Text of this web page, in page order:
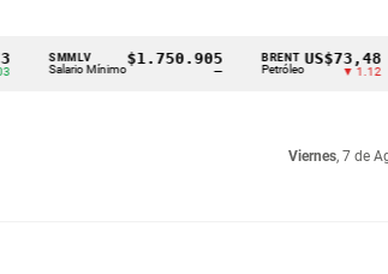
SMMLV
Salario Mínimo
$1.750.905
Petróleo
US$73,48
▼ 1.12
Viernes, 7 de